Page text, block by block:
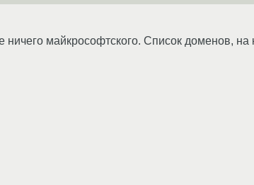
майкрософтского. Список доменов, на